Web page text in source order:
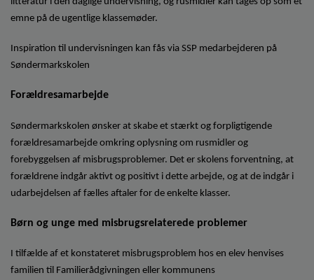
emne på de ugentlige klassemøder.
Inspiration til undervisningen kan fås via SSP medarbejderen på
Søndermarkskolen
Forældresamarbejde
Søndermarkskolen ønsker at skabe et stærkt og forpligtigende
forældresamarbejde omkring oplysning om rusmidler og
forebyggelsen af misbrugsproblemer. Det er skolens forventning, at
forældrene indgår aktivt og positivt i dette arbejde, og at de indgår i
udarbejdelsen af fælles aftaler for de enkelte klasser.
Børn og unge med misbrugsrelaterede problemer
I tilfælde af et konstateret misbrugsproblem hos en elev henvises
familien til Familierådgivningen eller kommunens